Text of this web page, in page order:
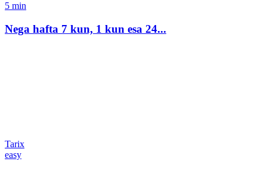
5 min
Nega hafta 7 kun, 1 kun esa 24...
Tarix
easy